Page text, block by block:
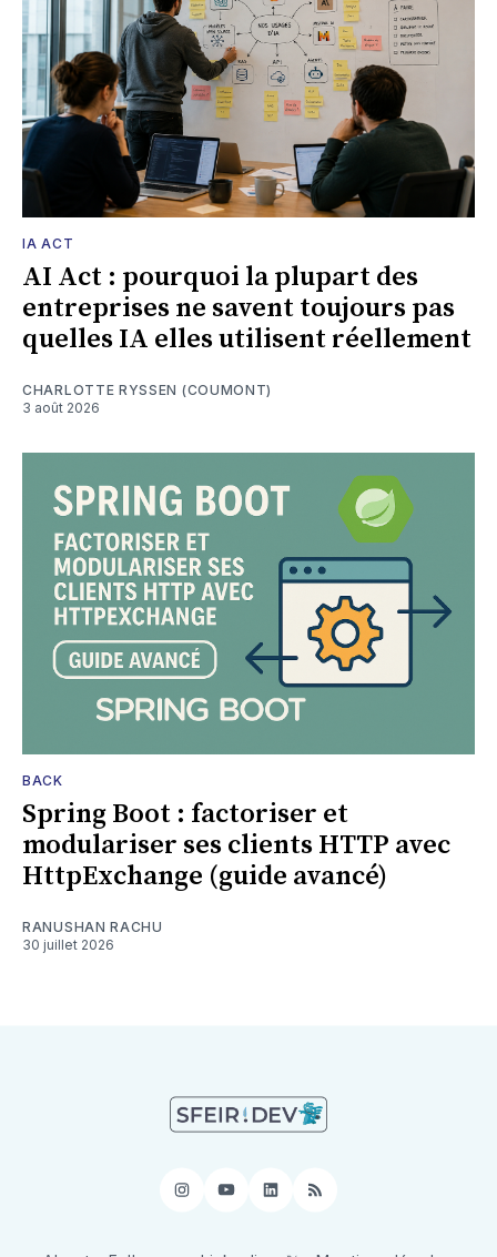
IA ACT
AI Act : pourquoi la plupart des
entreprises ne savent toujours pas
quelles IA elles utilisent réellement
CHARLOTTE RYSSEN (COUMONT)
3 août 2026
BACK
Spring Boot : factoriser et
modulariser ses clients HTTP avec
HttpExchange (guide avancé)
RANUSHAN RACHU
30 juillet 2026
Instagram
YouTubeLinkedIn
RSS